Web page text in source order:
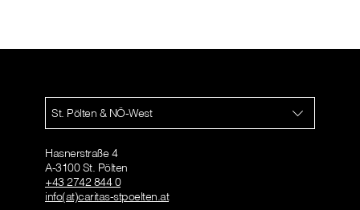
St. Pölten & NÖ-West
Hasnerstraße 4
A-3100 St. Pölten
+43 2742 844 0
info(at)caritas-stpoelten.at